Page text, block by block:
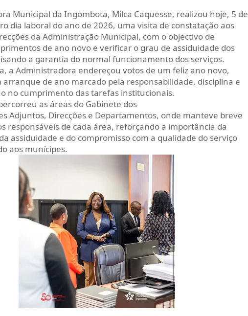
Municipal da Ingombota, Milca Caquesse, realizou hoje, 5 de
dia laboral do ano de 2026, uma visita de constatação aos
da Administração Municipal, com o objectivo de
de ano novo e verificar o grau de assiduidade dos
a garantia do normal funcionamento dos serviços.
a Administradora endereçou votos de um feliz ano novo,
de ano marcado pela responsabilidade, disciplina e
no cumprimento das tarefas institucionais.
as áreas do Gabinete dos
Adjuntos, Direcções e Departamentos, onde manteve breve
responsáveis de cada área, reforçando a importância da
assiduidade e do compromisso com a qualidade do serviço
aos munícipes.